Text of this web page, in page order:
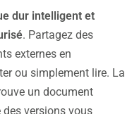
dur intelligent et
. Partagez des
externes en
ou simplement lire. La
un document
des versions vous